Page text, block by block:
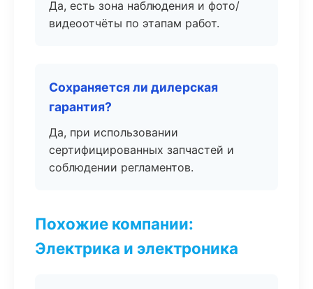
Да, есть зона наблюдения и фото/
видеоотчёты по этапам работ.
Сохраняется ли дилерская
гарантия?
Да, при использовании
сертифицированных запчастей и
соблюдении регламентов.
Похожие компании:
Электрика и электроника